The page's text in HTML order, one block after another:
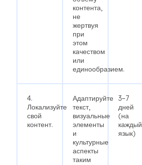
контента,
не
жертвуя
при
этом
качеством
или
единообразием.
4.
Локализуйте
свой
контент.
Адаптируйте
текст,
визуальные
элементы
и
культурные
аспекты
таким
3–7
дней
(на
каждый
язык)